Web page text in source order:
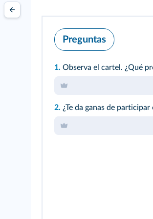
Preguntas
1. Observa el cartel. ¿Qué
2. ¿Te da ganas de